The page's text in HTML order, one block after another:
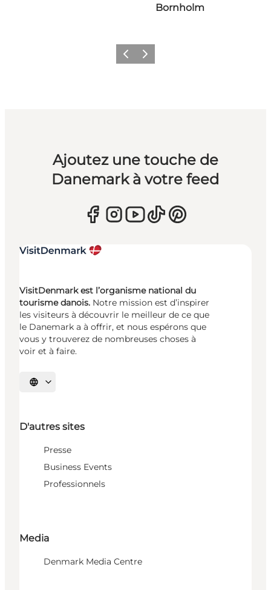
Bornholm
PrécédentSuivant
Ajoutez une touche de
Danemark à votre feed
VisitDenmark est l’organisme national du
tourisme danois. Notre mission est d’inspirer
les visiteurs à découvrir le meilleur de ce que
le Danemark a à offrir, et nous espérons que
vous y trouverez de nombreuses choses à
voir et à faire.
Choisissez la langue
D'autres sites
Presse
Business Events
Professionnels
Media
Denmark Media Centre